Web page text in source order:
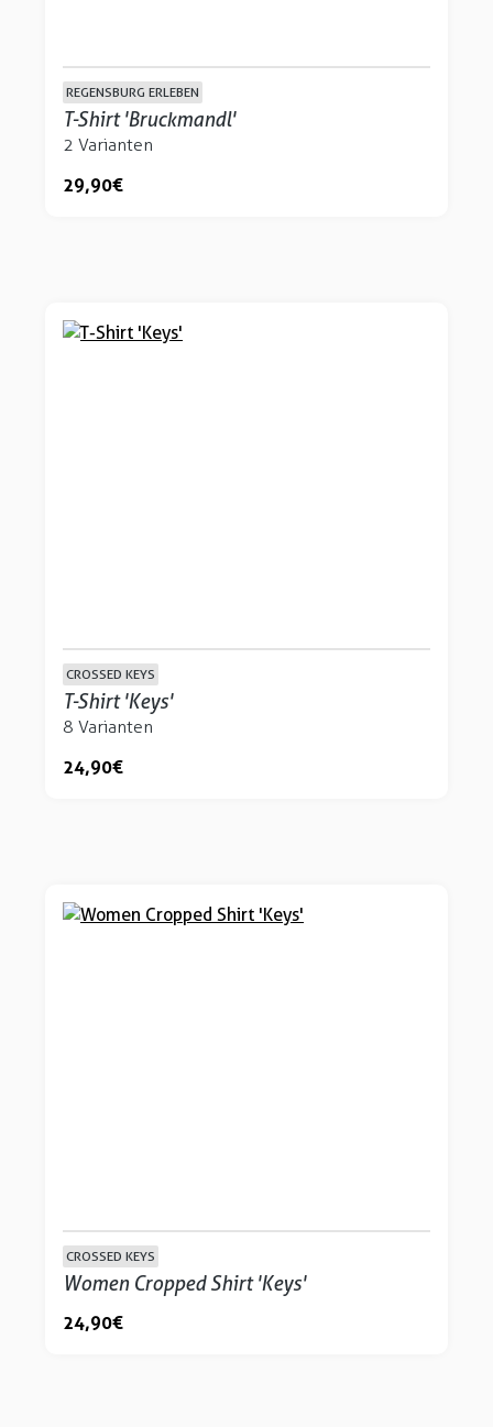
REGENSBURG ERLEBEN
T-Shirt 'Bruckmandl'
2 Varianten
29,90 €
CROSSED KEYS
T-Shirt 'Keys'
8 Varianten
24,90 €
CROSSED KEYS
Women Cropped Shirt 'Keys'
24,90 €